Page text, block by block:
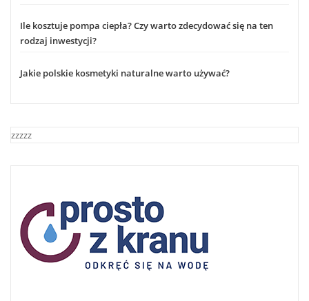
Ile kosztuje pompa ciepła? Czy warto zdecydować się na ten
rodzaj inwestycji?
Jakie polskie kosmetyki naturalne warto używać?
zzzzz